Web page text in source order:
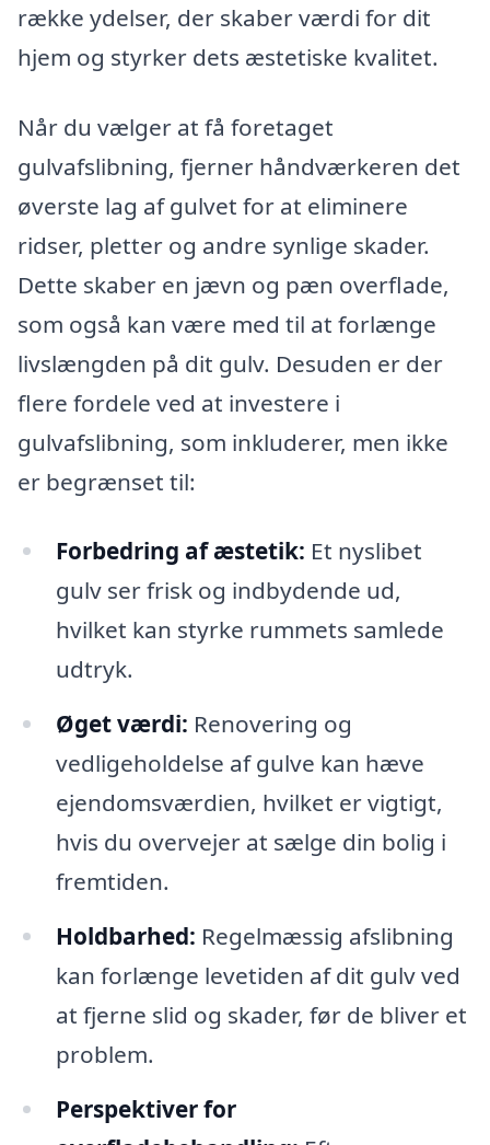
række ydelser, der skaber værdi for dit
hjem og styrker dets æstetiske kvalitet.
Når du vælger at få foretaget
gulvafslibning, fjerner håndværkeren det
øverste lag af gulvet for at eliminere
ridser, pletter og andre synlige skader.
Dette skaber en jævn og pæn overflade,
som også kan være med til at forlænge
livslængden på dit gulv. Desuden er der
flere fordele ved at investere i
gulvafslibning, som inkluderer, men ikke
er begrænset til:
Forbedring af æstetik: Et nyslibet
gulv ser frisk og indbydende ud,
hvilket kan styrke rummets samlede
udtryk.
Øget værdi: Renovering og
vedligeholdelse af gulve kan hæve
ejendomsværdien, hvilket er vigtigt,
hvis du overvejer at sælge din bolig i
fremtiden.
Holdbarhed: Regelmæssig afslibning
kan forlænge levetiden af dit gulv ved
at fjerne slid og skader, før de bliver et
problem.
Perspektiver for